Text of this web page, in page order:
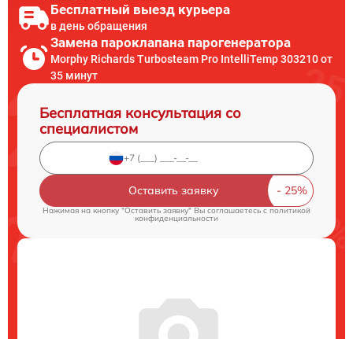
Бесплатный выезд курьера
в день обращения
Замена пароклапана парогенератора
Morphy Richards Turbosteam Pro IntelliTemp 303210 от
35 минут
Бесплатная консультация со
специалистом
Оставить заявку
Нажимая на кнопку "Оставить заявку" Вы соглашаетесь cполитикой
конфиденциальности